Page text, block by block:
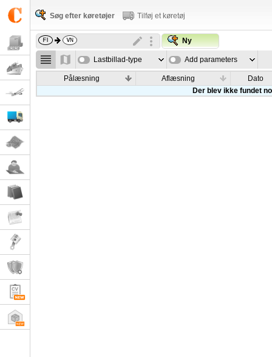
Søg efter køretøjer Tilføj et køretøj
Ny
Lastbillad-type Add parameters
Pålæsning Aflæsning
Dato
Der blev ikke fundet